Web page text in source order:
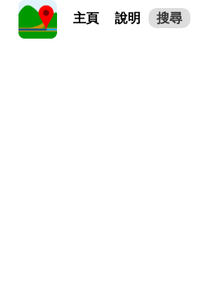
主頁 說明 搜尋